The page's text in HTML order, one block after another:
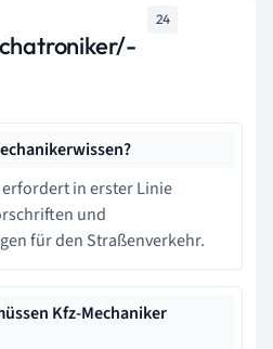
24
in erster Linie
und
für den Straßenverkehr.
Kfz-Mechaniker